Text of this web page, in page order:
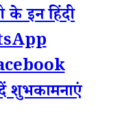
के इन हिंदी